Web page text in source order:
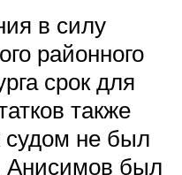
в силу
районного
срок для
также
судом не был
Анисимов был